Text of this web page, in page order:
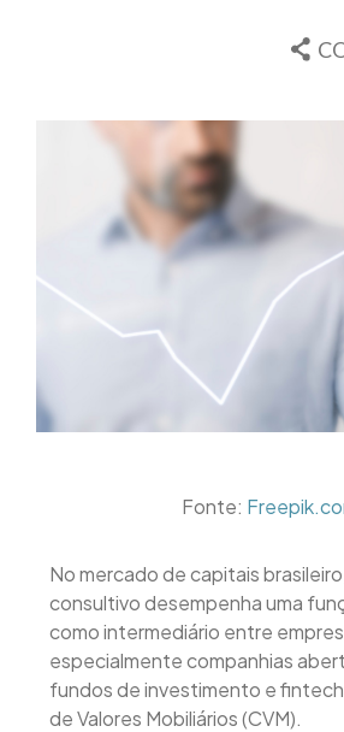
Fonte:
No mercado de capitais
consultivo desempenha uma
como intermediário entre
especialmente companhias
fundos de investimento e
de Valores Mobiliários (CVM).